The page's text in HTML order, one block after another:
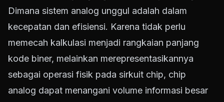
Dimana sistem analog unggul adalah dalam
kecepatan dan efisiensi. Karena tidak perlu
memecah kalkulasi menjadi rangkaian panjang
kode biner, melainkan merepresentasikannya
sebagai operasi fisik pada sirkuit chip, chip
analog dapat menangani volume informasi besar